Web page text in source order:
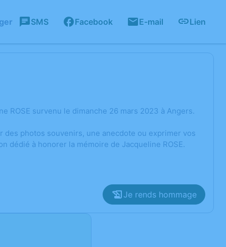
SMS Facebook E-mail Lien
ROSE survenu le dimanche 26 mars 2023 à Angers.
photos souvenirs, une anecdote ou exprimer vos
dédié à honorer la mémoire de Jacqueline ROSE.
Je rends hommage